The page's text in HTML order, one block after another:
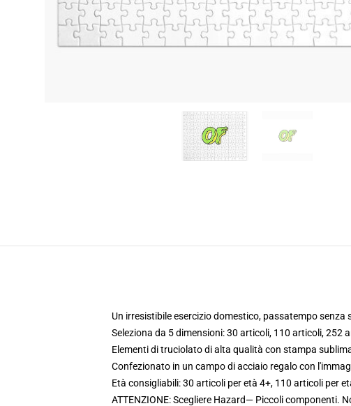
Un irresistibile esercizio domestico, passatempo
Seleziona da 5 dimensioni: 30 articoli, 110 articoli, 252
Elementi di truciolato di alta qualità con stampa
Confezionato in un campo di acciaio regalo con
Età consigliabili: 30 articoli per età 4+, 110 articoli per
ATTENZIONE: Scegliere Hazard— Piccoli componenti.